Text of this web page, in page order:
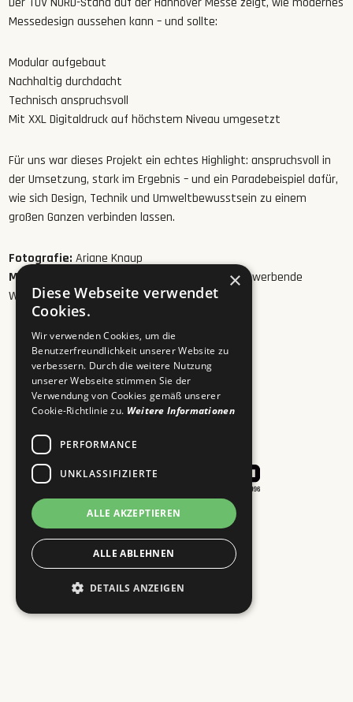
Messedesign aussehen kann – und sollte:
Modular aufgebaut
Nachhaltig durchdacht
Technisch anspruchsvoll
Mit XXL Digitaldruck auf höchstem Niveau umgesetzt
Für uns war dieses Projekt ein echtes Highlight: anspruchsvoll in
der Umsetzung, stark im Ergebnis – und ein Paradebeispiel dafür,
wie sich Design, Technik und Umweltbewusstsein zu einem
großen Ganzen verbinden lassen.
Fotografie: Ariane Knaup
Messebau:
Hoffmann Dienstleistungen für die werbende
Wirtschaft GmbH
ImpressumKontakt
×
Diese Webseite verwendet
Cookies.
Wir verwenden Cookies, um die
Benutzerfreundlichkeit unserer Website zu
verbessern. Durch die weitere Nutzung
unserer Webseite stimmen Sie der
Verwendung von Cookies gemäß unserer
Cookie-Richtlinie zu. Weitere Informationen
PERFORMANCE
UNKLASSIFIZIERTE
ALLE AKZEPTIEREN
ALLE ABLEHNEN
DETAILS ANZEIGEN